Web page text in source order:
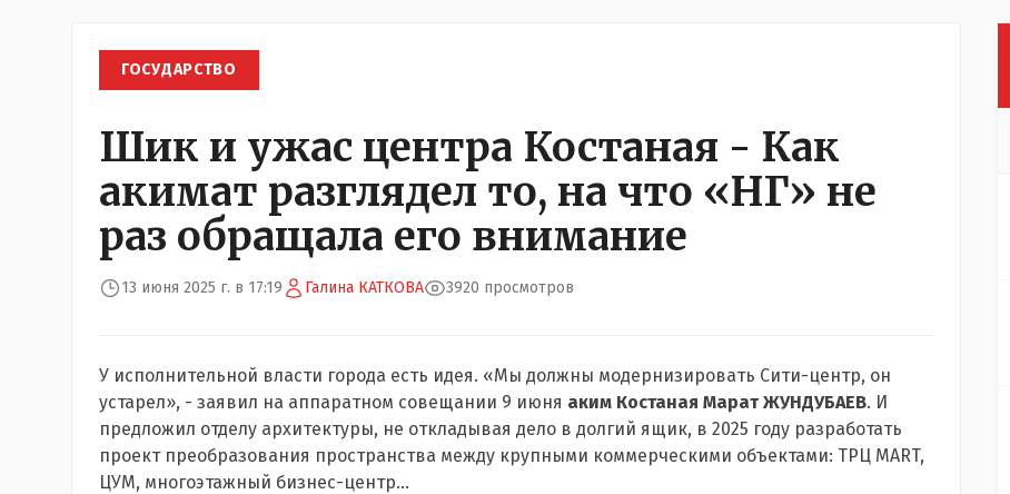
ГОСУДАРСТВО
Шик и ужас центра Костаная - Как
акимат разглядел то, на что «НГ» не
раз обращала его внимание
13 июня 2025 г. в 17:19 Галина КАТКОВА 3920 просмотров
У исполнительной власти города есть идея. «Мы должны модернизировать Сити-центр, он
устарел», - заявил на аппаратном совещании 9 июня аким Костаная Марат ЖУНДУБАЕВ. И
предложил отделу архитектуры, не откладывая дело в долгий ящик, в 2025 году разработать
проект преобразования пространства между крупными коммерческими объектами: ТРЦ MART,
ЦУМ, многоэтажный бизнес-центр...